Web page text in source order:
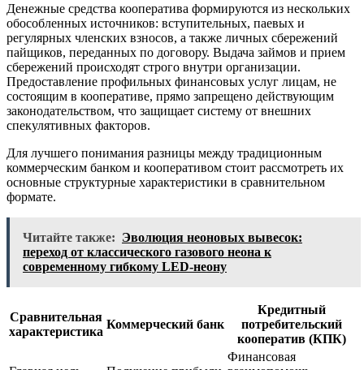
Денежные средства кооператива формируются из нескольких
обособленных источников: вступительных, паевых и
регулярных членских взносов, а также личных сбережений
пайщиков, переданных по договору. Выдача займов и прием
сбережений происходят строго внутри организации.
Предоставление профильных финансовых услуг лицам, не
состоящим в кооперативе, прямо запрещено действующим
законодательством, что защищает систему от внешних
спекулятивных факторов.
Для лучшего понимания разницы между традиционным
коммерческим банком и кооперативом стоит рассмотреть их
основные структурные характеристики в сравнительном
формате.
Читайте также: Эволюция неоновых вывесок:
переход от классического газового неона к
современному гибкому LED-неону
Сравнительная
характеристика
Коммерческий банк
Кредитный
потребительский
кооператив (КПК)
Финансовая